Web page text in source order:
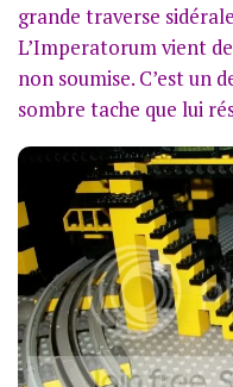
grande traverse
L’Imperatorum vient
non soumise. C’est un
sombre tache que lui